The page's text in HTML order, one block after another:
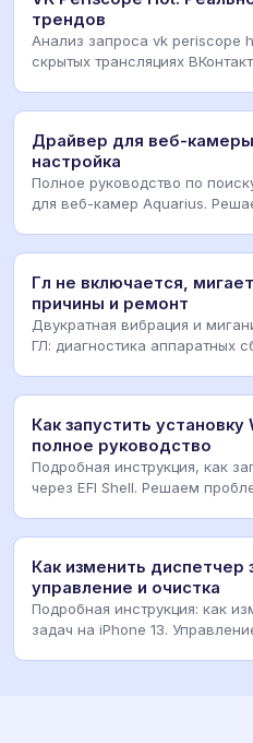
трендов
Анализ запроса vk periscope
скрытых трансляциях
Драйвер для веб-камеры
настройка
Полное руководство по
для веб-камер Aquarius.
Гл не включается,
причины и ремонт
Двукратная вибрация и
ГЛ: диагностика аппаратных
Как запустить
полное руководство
Подробная инструкция, как
через EFI Shell. Решаем
Как изменить диспетчер
управление и очистка
Подробная инструкция: как
задач на iPhone 13.